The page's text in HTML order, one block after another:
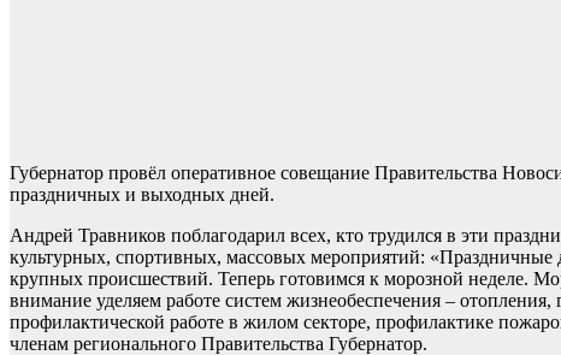
Губернатор провёл оперативное совещание Правительства
праздничных и выходных дней.
Андрей Травников поблагодарил всех, кто трудился в эти
культурных, спортивных, массовых мероприятий:
крупных происшествий. Теперь готовимся к морозной неделе.
внимание уделяем работе систем жизнеобеспечения –
профилактической работе в жилом секторе, профилактике
членам регионального Правительства Губернатор.